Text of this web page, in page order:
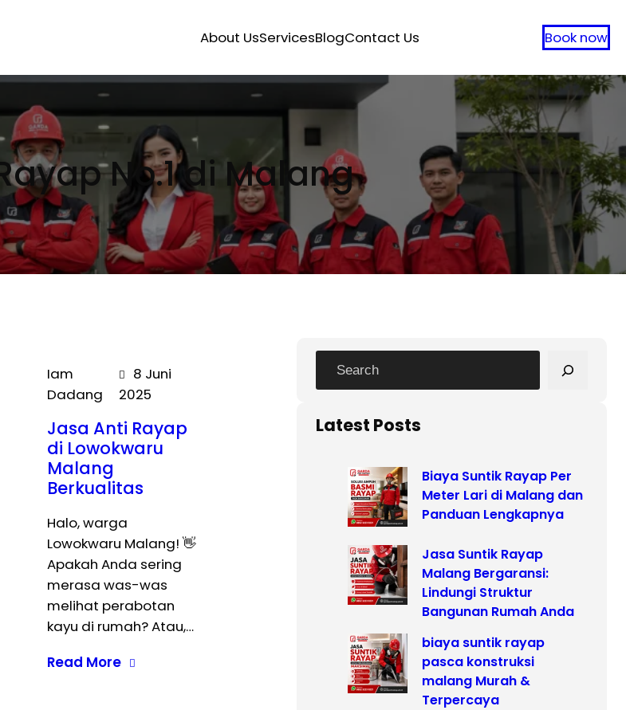
About UsServicesBlogContact Us Book now
No.1 di Malang
Iam
Dadang
8 Juni
2025
Jasa Anti Rayap
di Lowokwaru
Malang
Berkualitas
Halo, warga
Lowokwaru Malang! 👋
Apakah Anda sering
merasa was-was
melihat perabotan
kayu di rumah? Atau,…
Read More
rLatest Posts
Biaya Suntik Rayap Per
Meter Lari di Malang dan
Panduan Lengkapnya
Jasa Suntik Rayap
Malang Bergaransi:
Lindungi Struktur
Bangunan Rumah Anda
biaya suntik rayap
pasca konstruksi
malang Murah &
Terpercaya